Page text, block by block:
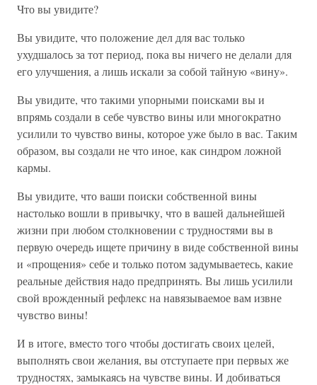
Что вы увидите?
Вы увидите, что положение дел для вас только
ухудшалось за тот период, пока вы ничего не делали для
его улучшения, а лишь искали за собой тайную «вину».
Вы увидите, что такими упорными поисками вы и
впрямь создали в себе чувство вины или многократно
усилили то чувство вины, которое уже было в вас. Таким
образом, вы создали не что иное, как синдром ложной
кармы.
Вы увидите, что ваши поиски собственной вины
настолько вошли в привычку, что в вашей дальнейшей
жизни при любом столкновении с трудностями вы в
первую очередь ищете причину в виде собственной вины
и «прощения» себе и только потом задумываетесь, какие
реальные действия надо предпринять. Вы лишь усилили
свой врожденный рефлекс на навязываемое вам извне
чувство вины!
И в итоге, вместо того чтобы достигать своих целей,
выполнять свои желания, вы отступаете при первых же
трудностях, замыкаясь на чувстве вины. И добиваться